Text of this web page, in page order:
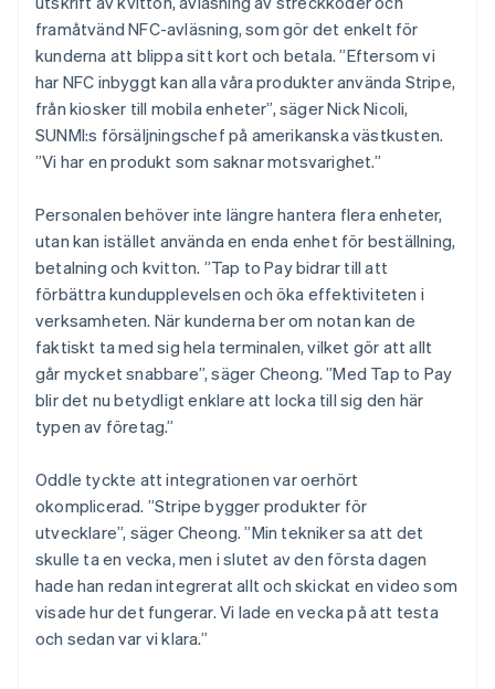
framåtvänd NFC-avläsning, som gör det enkelt för
kunderna att blippa sitt kort och betala. ”Eftersom vi
har NFC inbyggt kan alla våra produkter använda Stripe,
från kiosker till mobila enheter”, säger Nick Nicoli,
SUNMI:s försäljningschef på amerikanska västkusten.
”Vi har en produkt som saknar motsvarighet.”
Personalen behöver inte längre hantera flera enheter,
utan kan istället använda en enda enhet för beställning,
betalning och kvitton. ”Tap to Pay bidrar till att
förbättra kundupplevelsen och öka effektiviteten i
verksamheten. När kunderna ber om notan kan de
faktiskt ta med sig hela terminalen, vilket gör att allt
går mycket snabbare”, säger Cheong. ”Med Tap to Pay
blir det nu betydligt enklare att locka till sig den här
typen av företag.”
Oddle tyckte att integrationen var oerhört
okomplicerad. ”Stripe bygger produkter för
utvecklare”, säger Cheong. ”Min tekniker sa att det
skulle ta en vecka, men i slutet av den första dagen
hade han redan integrerat allt och skickat en video som
visade hur det fungerar. Vi lade en vecka på att testa
och sedan var vi klara.”